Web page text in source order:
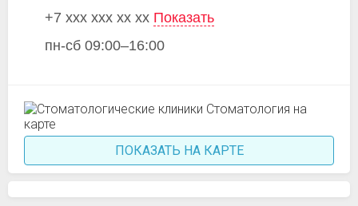
+7 xxx xxx xx xx Показать
пн-сб 09:00–16:00
ПОКАЗАТЬ НА КАРТЕ